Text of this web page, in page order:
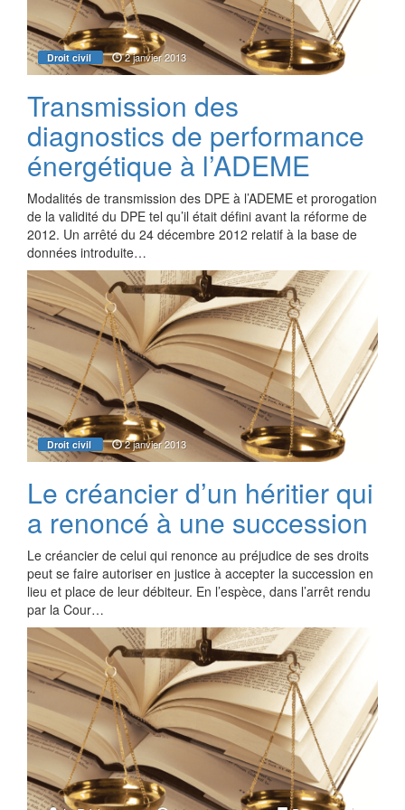
Droit civil 2 janvier 2013
Transmission des
diagnostics de performance
énergétique à l’ADEME
Modalités de transmission des DPE à l’ADEME et prorogation
de la validité du DPE tel qu’il était défini avant la réforme de
2012. Un arrêté du 24 décembre 2012 relatif à la base de
données introduite…
Droit civil 2 janvier 2013
Le créancier d’un héritier qui
a renoncé à une succession
Le créancier de celui qui renonce au préjudice de ses droits
peut se faire autoriser en justice à accepter la succession en
lieu et place de leur débiteur. En l’espèce, dans l’arrêt rendu
par la Cour…